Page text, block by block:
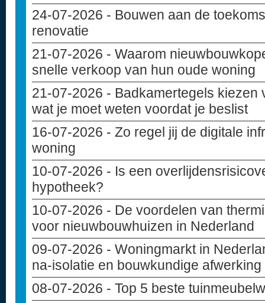
24-07-2026 - Bouwen aan de
renovatie
21-07-2026 - Waarom
snelle verkoop van hun oude woning
21-07-2026 - Badkamertegels kiezen
wat je moet weten voordat je beslist
16-07-2026 - Zo regel jij de digitale
woning
10-07-2026 - Is een
hypotheek?
10-07-2026 - De voordelen van
voor nieuwbouwhuizen in Nederland
09-07-2026 - Woningmarkt in
na-isolatie en bouwkundige afwerking
08-07-2026 - Top 5 beste